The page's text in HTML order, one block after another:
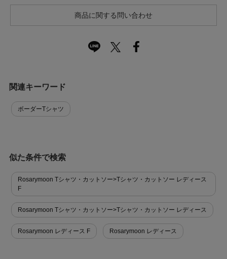
商品に関する問い合わせ
関連キーワード
ボーダーTシャツ
似た条件で検索
Rosarymoon Tシャツ・カットソー>Tシャツ・カットソー レディース
F
Rosarymoon Tシャツ・カットソー>Tシャツ・カットソー レディース
Rosarymoon レディース F Rosarymoon レディース